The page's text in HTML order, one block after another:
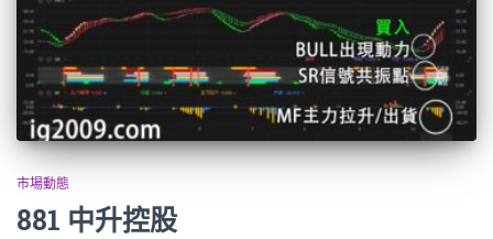
市場動態
881 中升控股